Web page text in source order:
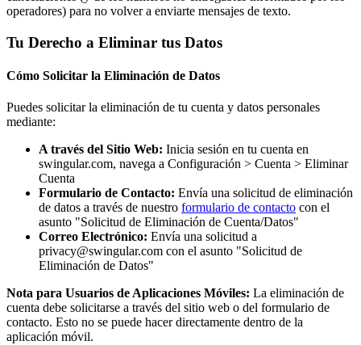
operadores) para no volver a enviarte mensajes de texto.
Tu Derecho a Eliminar tus Datos
Cómo Solicitar la Eliminación de Datos
Puedes solicitar la eliminación de tu cuenta y datos personales
mediante:
A través del Sitio Web: Inicia sesión en tu cuenta en
swingular.com, navega a Configuración > Cuenta > Eliminar
Cuenta
Formulario de Contacto: Envía una solicitud de eliminación
de datos a través de nuestro formulario de contacto con el
asunto "Solicitud de Eliminación de Cuenta/Datos"
Correo Electrónico: Envía una solicitud a
privacy@swingular.com con el asunto "Solicitud de
Eliminación de Datos"
Nota para Usuarios de Aplicaciones Móviles: La eliminación de
cuenta debe solicitarse a través del sitio web o del formulario de
contacto. Esto no se puede hacer directamente dentro de la
aplicación móvil.